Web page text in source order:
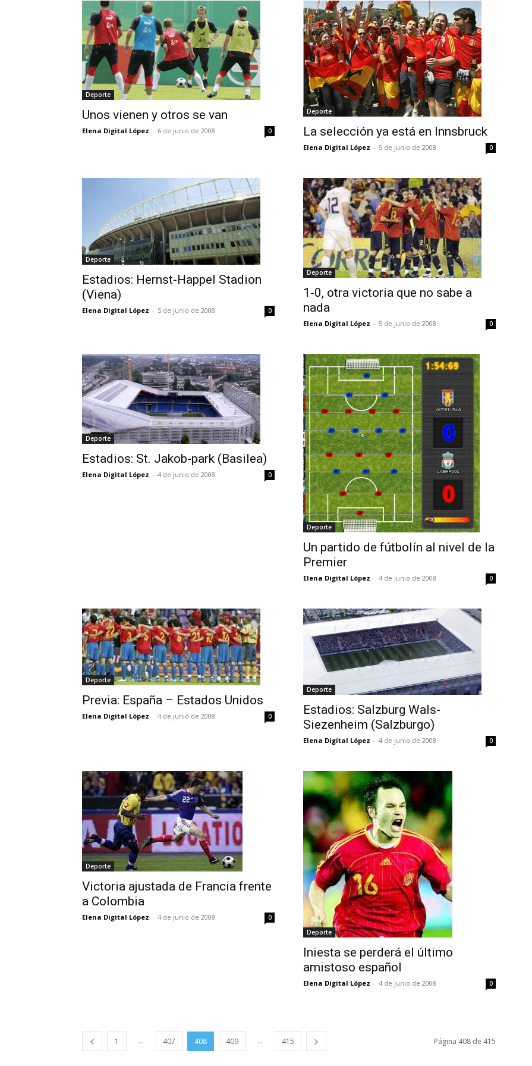
Deporte
Unos vienen y otros se van
Elena Digital López - 6 de junio de 2008 0
Deporte
La selección ya está en Innsbruck
Elena Digital López - 5 de junio de 2008 0
Deporte
Estadios: Hernst-Happel Stadion
(Viena)
Elena Digital López - 5 de junio de 2008 0
Deporte
1-0, otra victoria que no sabe a
nada
Elena Digital López - 5 de junio de 2008 0
Deporte
Estadios: St. Jakob-park (Basilea)
Elena Digital López - 4 de junio de 2008 0
Deporte
Un partido de fútbolín al nivel de la
Premier
Elena Digital López - 4 de junio de 2008 0
Deporte
Previa: España – Estados Unidos
Elena Digital López - 4 de junio de 2008 0
Deporte
Estadios: Salzburg Wals-
Siezenheim (Salzburgo)
Elena Digital López - 4 de junio de 2008 0
Deporte
Victoria ajustada de Francia frente
a Colombia
Elena Digital López - 4 de junio de 2008
0
Deporte
Iniesta se perderá el último
amistoso español
Elena Digital López - 4 de junio de 2008 0
1 ... 407 408 409 ... 415 Página 408 de 415